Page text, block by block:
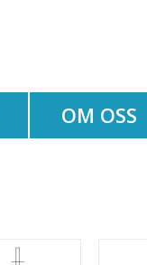
OM OSS